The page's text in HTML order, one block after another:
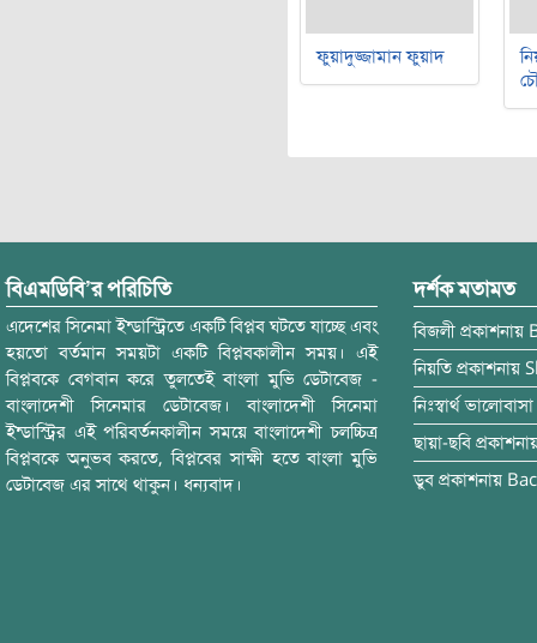
ফুয়াদুজ্জামান ফুয়াদ
বিএমডিবি’র পরিচিতি
এদেশের সিনেমা ইন্ডাস্ট্রিতে একটি বিপ্লব ঘটতে যাচ্ছে এবং
হয়তো বর্তমান সময়টা একটি বিপ্লবকালীন সময়। এই
বিপ্লবকে বেগবান করে তুলতেই বাংলা মুভি ডেটাবেজ -
বাংলাদেশী সিনেমার ডেটাবেজ। বাংলাদেশী সিনেমা
ইন্ডাস্ট্রির এই পরিবর্তনকালীন সময়ে বাংলাদেশী চলচ্চিত্র
বিপ্লবকে অনুভব করতে, বিপ্লবের সাক্ষী হতে বাংলা মুভি
ডেটাবেজ এর সাথে থাকুন। ধন্যবাদ।
দর্শক মতামত
বিজলী প্রকাশনায়
নিয়তি প্রকাশনায়
নিঃস্বার্থ ভালোবাসা
ছায়া-ছবি
ডুব প্রকাশনায়